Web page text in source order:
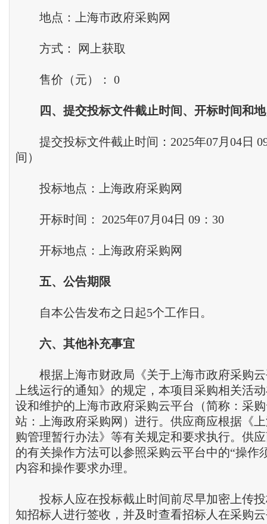
地点：上海市政府采购网
方式： 网上获取
售价（元）： 0
四 、 提交投标文件截止时间 、 开标时间和
提交投标文件截止时间：2025年07月04日
间）
投标地点：上海政府采购网
开标时间： 2025年07月04日 09：30
开标地点：上海政府采购网
五、 公告期限
自本公告发布之日起5个工作日。
六、 其他补充事宜
根据上海市财政局《关于上海市政府采购云
上线运行的通知》的规定，本项目采购相关活
设和维护的上海市政府采购云平台（简称：采
站：上海政府采购网）进行。供应商应根据《
购管理暂行办法》等有关规定和要求执行。供
的有关操作方法可以参照采购云平台中的“操作
内容和操作要求办理。
投标人应在投标截止时间前尽早加密上传投
知招标人进行签收，并及时查看招标人在采购